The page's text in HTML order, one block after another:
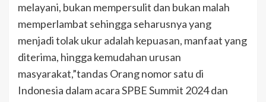
melayani, bukan mempersulit dan bukan malah
memperlambat sehingga seharusnya yang
menjadi tolak ukur adalah kepuasan, manfaat yang
diterima, hingga kemudahan urusan
masyarakat,”tandas Orang nomor satu di
Indonesia dalam acara SPBE Summit 2024 dan